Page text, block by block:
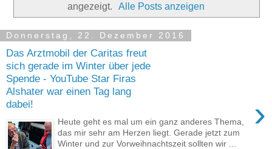
angezeigt.
Alle Posts anzeigen
Donnerstag, 22. Dezember 2016
Das Arztmobil der Caritas freut
sich gerade im Winter über jede
Spende - YouTube Star Firas
Alshater war einen Tag lang
dabei!
›
Heute geht es mal um ein ganz anderes Thema,
das mir sehr am Herzen liegt. Gerade jetzt zum
Winter und zur Vorweihnachtszeit sollten wir ...